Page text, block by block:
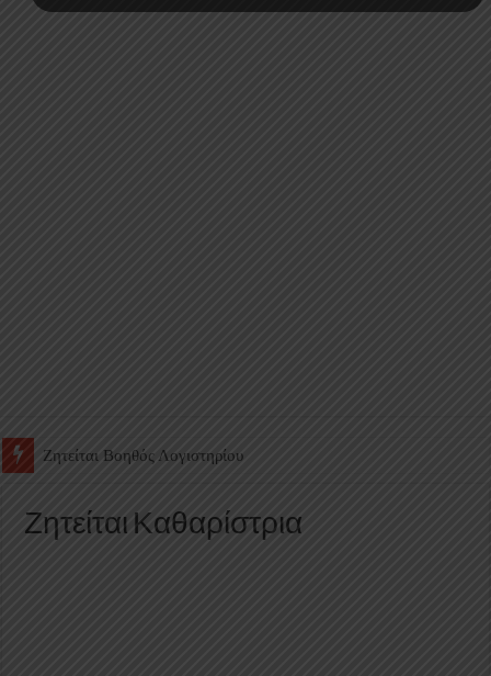
Ζητείται Υπάλληλος για γέμισμα και ανεφοδιασμό αυτόματων
Ζητείται Καθαρίστρια